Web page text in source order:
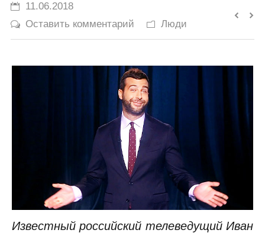
11.06.2018
Оставить комментарий
Люди
Известный российский телеведущий Иван